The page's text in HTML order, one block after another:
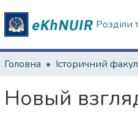
Розділи
Головна Історичний
Новый